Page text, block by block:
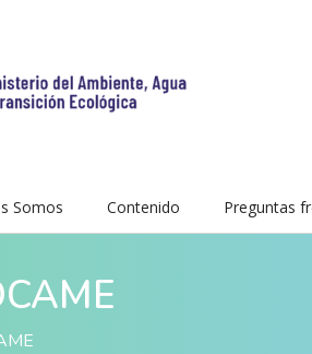
Somos Contenido Preguntas